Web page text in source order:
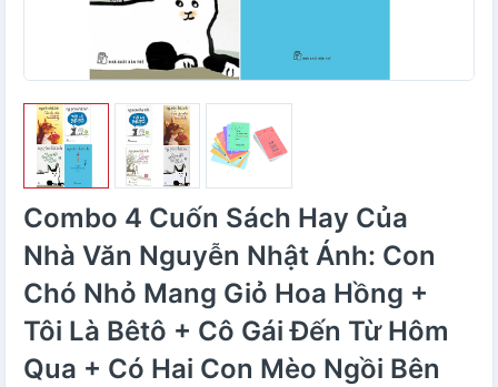
Combo 4 Cuốn Sách Hay Của
Nhà Văn Nguyễn Nhật Ánh: Con
Chó Nhỏ Mang Giỏ Hoa Hồng +
Tôi Là Bêtô + Cô Gái Đến Từ Hôm
Qua + Có Hai Con Mèo Ngồi Bên